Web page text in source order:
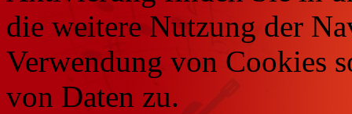
die weitere Nutzung der
Verwendung von Cookies
von Daten zu.